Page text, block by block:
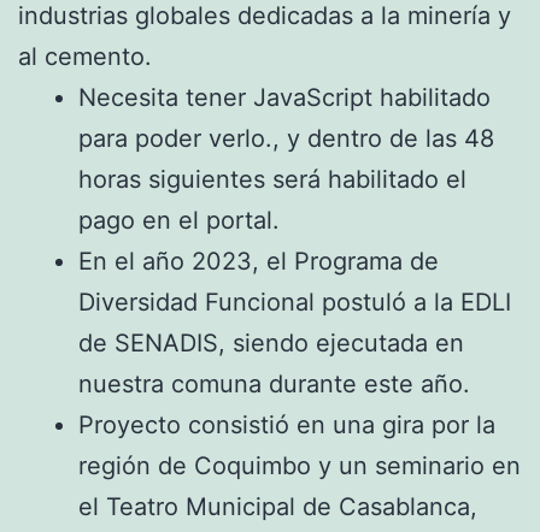
industrias globales dedicadas a la minería y
al cemento.
Necesita tener JavaScript habilitado
para poder verlo., y dentro de las 48
horas siguientes será habilitado el
pago en el portal.
En el año 2023, el Programa de
Diversidad Funcional postuló a la EDLI
de SENADIS, siendo ejecutada en
nuestra comuna durante este año.
Proyecto consistió en una gira por la
región de Coquimbo y un seminario en
el Teatro Municipal de Casablanca,